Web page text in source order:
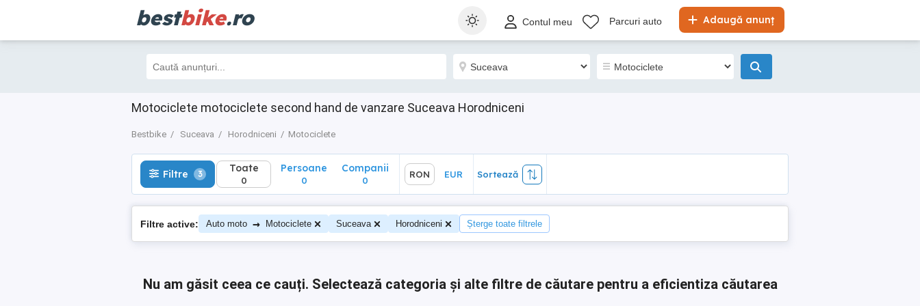
bestbike.ro Adaugă anunț
Contul meu Parcuri auto
Motociclete motociclete second hand de vanzare Suceava Horodniceni
Bestbike Suceava Horodniceni Motociclete
Filtre 3 Toate
0
Sortează
Filtre 3 Toate
0
Persoane
0
Companii
0
RON EUR Sortează
Filtre active: Auto moto → Motociclete Suceava Horodniceni Șterge toate filtrele
Nu am găsit ceea ce cauți. Selectează categoria și alte filtre de căutare pentru a eficientiza căutarea